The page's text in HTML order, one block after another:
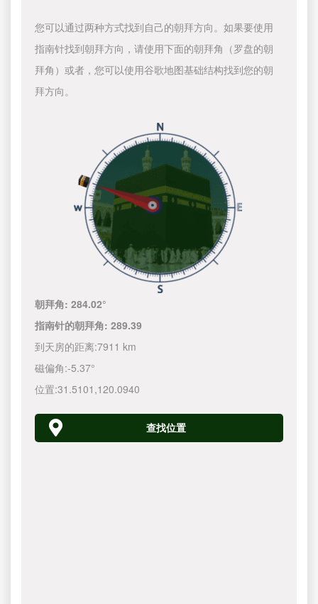
您可以通过两种方式找到自己的朝拜方向。如果要使用
指南针找到朝拜方向，请使用下面的朝拜角（罗盘的朝
拜角）或者，您可以使用谷歌地图基础结构找到您的朝
拜方向。
朝拜角:284.02°
指南针的朝拜角:289.39
到天房的距离:7911 km
磁偏角:-5.37°
位置:31.5101 ,120.0940
查找位置